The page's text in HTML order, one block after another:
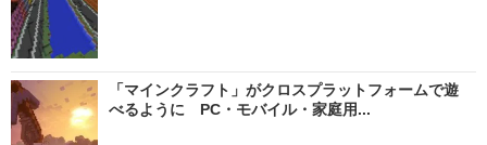
「マインクラフト」がクロスプラットフォームで遊
べるように PC・モバイル・家庭用...